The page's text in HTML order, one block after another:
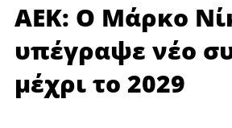
ΑΕΚ: Ο Μάρκο
υπέγραψε νέο
μέχρι το 2029